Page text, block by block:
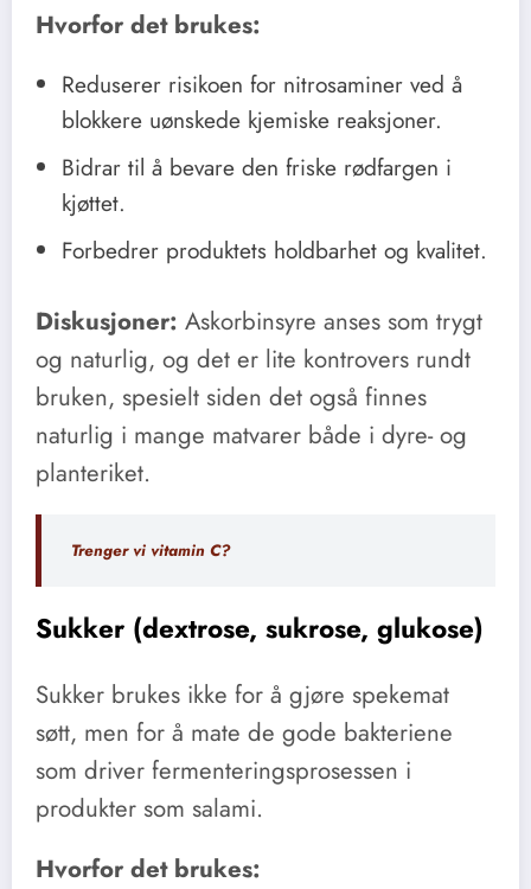
Hvorfor det brukes:
Reduserer risikoen for nitrosaminer ved å
blokkere uønskede kjemiske reaksjoner.
Bidrar til å bevare den friske rødfargen i
kjøttet.
Forbedrer produktets holdbarhet og kvalitet.
Diskusjoner: Askorbinsyre anses som trygt
og naturlig, og det er lite kontrovers rundt
bruken, spesielt siden det også finnes
naturlig i mange matvarer både i dyre- og
planteriket.
Trenger vi vitamin C?
Sukker (dextrose, sukrose, glukose)
Sukker brukes ikke for å gjøre spekemat
søtt, men for å mate de gode bakteriene
som driver fermenteringsprosessen i
produkter som salami.
Hvorfor det brukes: